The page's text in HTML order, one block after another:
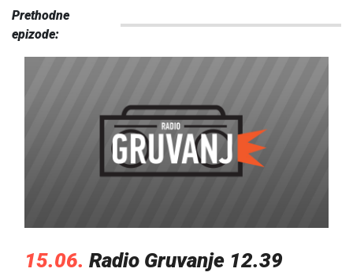
Prethodne
epizode:
15.06. Radio Gruvanje 12.39